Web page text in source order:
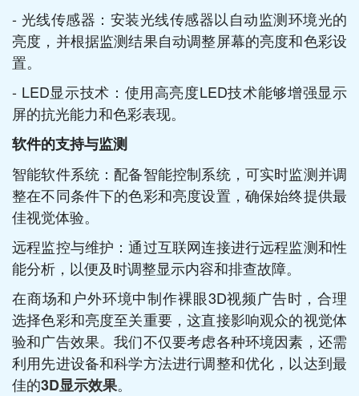
- 光线传感器：安装光线传感器以自动监测环境光的
亮度，并根据监测结果自动调整屏幕的亮度和色彩设
置。
- LED显示技术：使用高亮度LED技术能够增强显示
屏的抗光能力和色彩表现。
软件的支持与监测
智能软件系统：配备智能控制系统，可实时监测并调
整在不同条件下的色彩和亮度设置，确保始终提供最
佳视觉体验。
远程监控与维护：通过互联网连接进行远程监测和性
能分析，以便及时调整显示内容和排查故障。
在商场和户外环境中制作裸眼3D视频广告时，合理
选择色彩和亮度至关重要，这直接影响观众的视觉体
验和广告效果。我们不仅要考虑各种环境因素，还需
利用先进设备和科学方法进行调整和优化，以达到最
佳的3D显示效果。